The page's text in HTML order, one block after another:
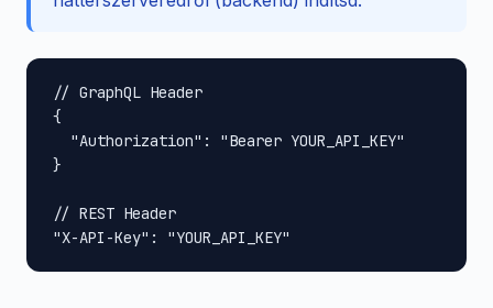
// GraphQL Header
{
  "Authorization": "Bearer YOUR_API_KEY"
}
// REST Header
"X-API-Key": "YOUR_API_KEY"